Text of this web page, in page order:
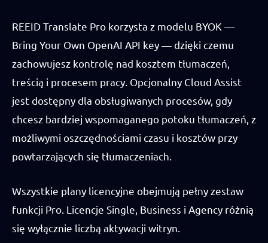
REEID Translate Pro korzysta z modelu BYOK —
Bring Your Own OpenAI API key — dzięki czemu
zachowujesz kontrolę nad kosztem tłumaczeń,
treścią i procesem pracy. Opcjonalny Cloud Assist
jest dostępny dla obsługiwanych procesów, gdy
chcesz bardziej wspomaganego potoku tłumaczeń, z
możliwymi oszczędnościami czasu i kosztów przy
powtarzających się tłumaczeniach.
Wszystkie plany licencyjne obejmują pełny zestaw
funkcji Pro. Licencje Single, Business i Agency różnią
się wyłącznie liczbą aktywacji witryn.